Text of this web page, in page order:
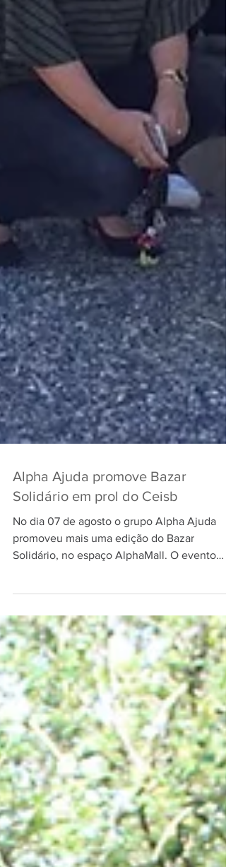
Alpha Ajuda promove Bazar
Solidário em prol do Ceisb
No dia 07 de agosto o grupo Alpha Ajuda
promoveu mais uma edição do Bazar
envolveu a comunidade...